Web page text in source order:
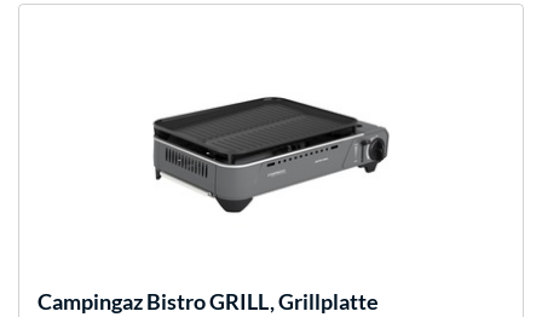
CampingazBistro GRILL, Grillplatte